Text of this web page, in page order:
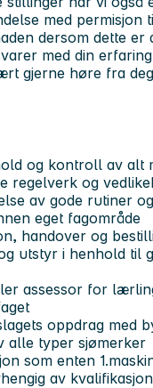
med permisjon
dersom dette er
med din
gjerne høre fra
og kontroll av alt
regelverk og
av gode rutiner
eget fagområde
handover og
utstyr i henhold til
assessor for
oppdrag med
alle typer sjømerker
som enten
av